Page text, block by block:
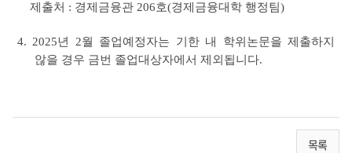
제출처 : 경제금융관 206호(경제금융대학 행정팀)
4. 2025년 2월 졸업예정자는 기한 내 학위논문을 제출하지
않을 경우 금번 졸업대상자에서 제외됩니다.
목록